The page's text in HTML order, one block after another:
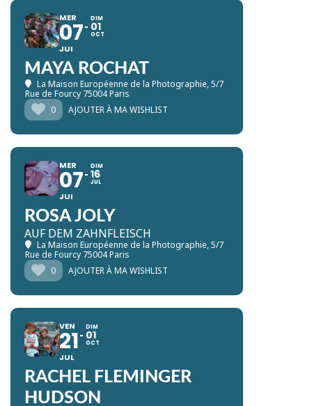
MER
07
JUI
DIM
01
OCT
MAYA ROCHAT
La Maison Européenne de la Photographie, 5/7
Rue de Fourcy 75004 Paris
0
AJOUTER À MA WISHLIST
MER
07
JUI
DIM
16
JUL
ROSA JOLY
AUF DEM ZAHNFLEISCH
La Maison Européenne de la Photographie, 5/7
Rue de Fourcy 75004 Paris
0
AJOUTER À MA WISHLIST
VEN
21
JUL
DIM
01
OCT
RACHEL FLEMINGER
HUDSON